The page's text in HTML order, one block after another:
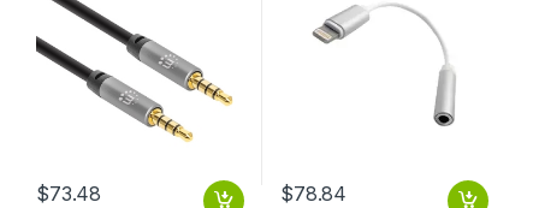
$73.48 $78.84